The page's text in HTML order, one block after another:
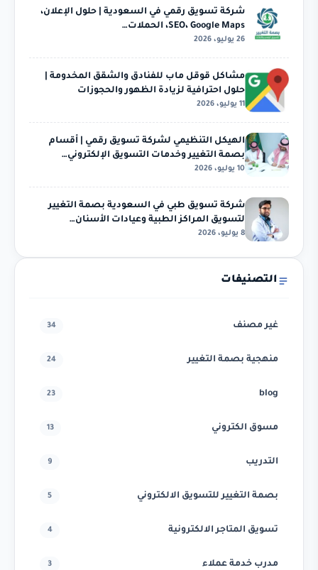
شركة تسويق رقمي في السعودية | حلول الإعلان،
SEO، Google Maps، الحملات…
26 يوليو، 2026
مشاكل قوقل ماب للفنادق والشقق المخدومة |
حلول احترافية لزيادة الظهور والحجوزات
11 يوليو، 2026
الهيكل التنظيمي لشركة تسويق رقمي | أقسام
بصمة التغيير وخدمات التسويق الإلكتروني…
10 يوليو، 2026
شركة تسويق طبي في السعودية بصمة التغيير
لتسويق المراكز الطبية وعيادات الأسنان…
8 يوليو، 2026
التصنيفات
غير مصنف 34
منهجية بصمة التغيير 24
blog
23
مسوق الكتروني 13
التدريب 9
بصمة التغيير للتسويق الالكتروني 5
تسويق المتاجر الالكترونية 4
مدرب خدمة عملاء 3